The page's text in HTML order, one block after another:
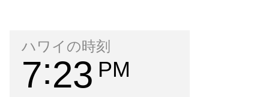
ハワイの時刻
7 23 PM